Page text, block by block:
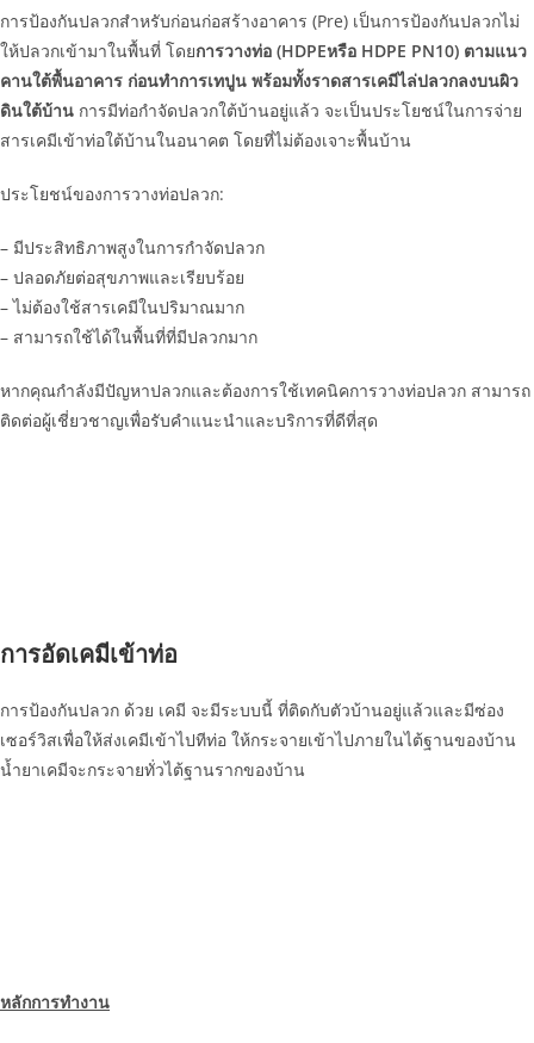
การป้องกันปลวกสำหรับก่อนก่อสร้างอาคาร (Pre) เป็นการป้องกันปลวกไม่
ให้ปลวกเข้ามาในพื้นที่ โดยการวางท่อ (HDPEหรือ HDPE PN10) ตามแนว
คานใต้พื้นอาคาร ก่อนทำการเทปูน พร้อมทั้งราดสารเคมีไล่ปลวกลงบนผิว
ดินใต้บ้าน การมีท่อกำจัดปลวกใต้บ้านอยู่แล้ว จะเป็นประโยชน์ในการจ่าย
สารเคมีเข้าท่อใต้บ้านในอนาคต โดยที่ไม่ต้องเจาะพื้นบ้าน
ประโยชน์ของการวางท่อปลวก:
– มีประสิทธิภาพสูงในการกำจัดปลวก
– ปลอดภัยต่อสุขภาพและเรียบร้อย
– ไม่ต้องใช้สารเคมีในปริมาณมาก
– สามารถใช้ได้ในพื้นที่ที่มีปลวกมาก
หากคุณกำลังมีปัญหาปลวกและต้องการใช้เทคนิคการวางท่อปลวก สามารถ
ติดต่อผู้เชี่ยวชาญเพื่อรับคำแนะนำและบริการที่ดีที่สุด
การอัดเคมีเข้าท่อ
การป้องกันปลวก ด้วย เคมี จะมีระบบนี้ ที่ติดกับตัวบ้านอยู่แล้วและมีซ่อง
เซอร์วิสเพื่อให้ส่งเคมีเข้าไปทีท่อ ให้กระจายเข้าไปภายในไต้ฐานของบ้าน
น้ำยาเคมีจะกระจายทั่วไต้ฐานรากของบ้าน
หลักการทำงาน